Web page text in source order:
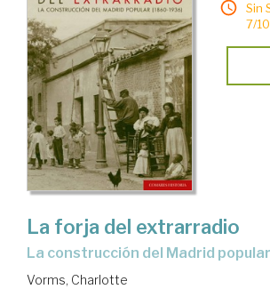
Geografía.
Urbanismo.
Viajes
Sin
7/
La forja del extrarradio
la construcción del Madrid
Vorms, Charlotte